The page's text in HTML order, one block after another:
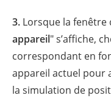
3. Lorsque la fenêtre
appareil" s’affiche,
correspondant en
appareil actuel pour
la simulation de